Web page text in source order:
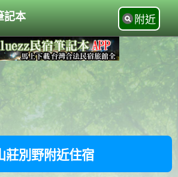
記本 附近
莊別野附近住宿